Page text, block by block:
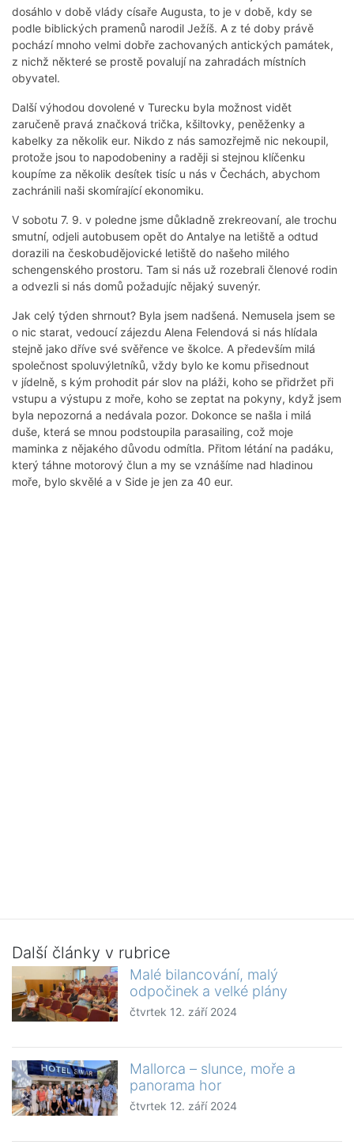
dosáhlo v době vlády císaře Augusta, to je v době, kdy se
podle biblických pramenů narodil Ježíš. A z té doby právě
pochází mnoho velmi dobře zachovaných antických památek,
z nichž některé se prostě povalují na zahradách místních
obyvatel.
Další výhodou dovolené v Turecku byla možnost vidět
zaručeně pravá značková trička, kšiltovky, peněženky a
kabelky za několik eur. Nikdo z nás samozřejmě nic nekoupil,
protože jsou to napodobeniny a raději si stejnou klíčenku
koupíme za několik desítek tisíc u nás v Čechách, abychom
zachránili naši skomírající ekonomiku.
V sobotu 7. 9. v poledne jsme důkladně zrekreovaní, ale trochu
smutní, odjeli autobusem opět do Antalye na letiště a odtud
dorazili na českobudějovické letiště do našeho milého
schengenského prostoru. Tam si nás už rozebrali členové rodin
a odvezli si nás domů požadujíc nějaký suvenýr.
Jak celý týden shrnout? Byla jsem nadšená. Nemusela jsem se
o nic starat, vedoucí zájezdu Alena Felendová si nás hlídala
stejně jako dříve své svěřence ve školce. A především milá
společnost spoluvýletníků, vždy bylo ke komu přisednout
v jídelně, s kým prohodit pár slov na pláži, koho se přidržet při
vstupu a výstupu z moře, koho se zeptat na pokyny, když jsem
byla nepozorná a nedávala pozor. Dokonce se našla i milá
duše, která se mnou podstoupila parasailing, což moje
maminka z nějakého důvodu odmítla. Přitom létání na padáku,
který táhne motorový člun a my se vznášíme nad hladinou
moře, bylo skvělé a v Side je jen za 40 eur.
Další články v rubrice
Malé bilancování, malý
odpočinek a velké plány
čtvrtek 12. září 2024
Mallorca – slunce, moře a
panorama hor
čtvrtek 12. září 2024